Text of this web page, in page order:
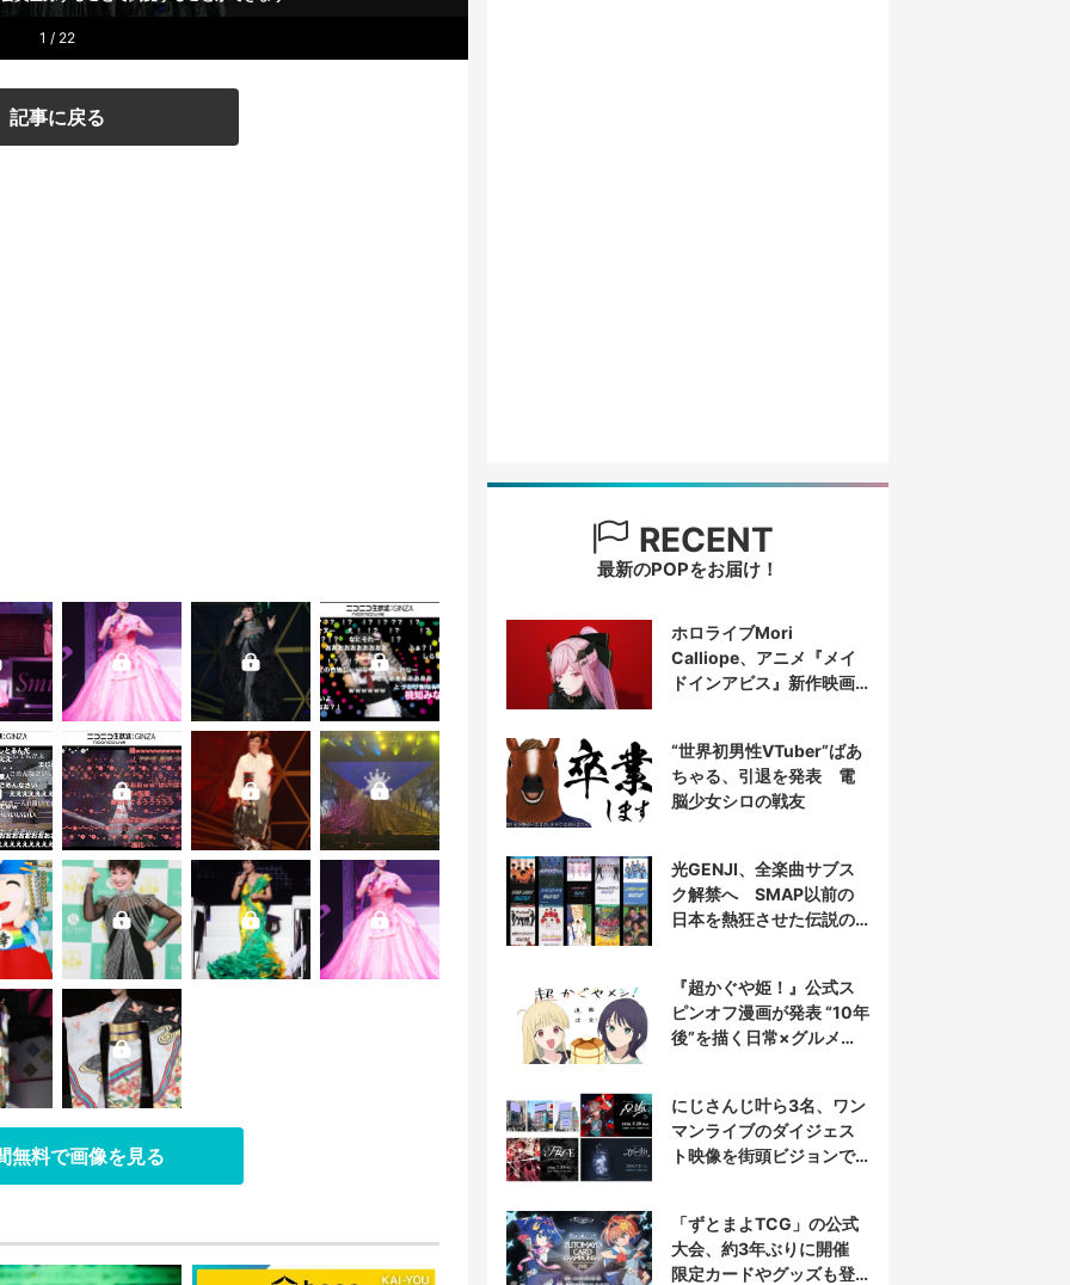
1 / 22
記事に戻る
無料で画像を見る
RECENT
最新のPOPをお届け！
ホロライブMori
Calliope、アニメ『メイ
ドインアビス』新作映画
“世界初男性VTuber”ばあ
ちゃる、引退を発表 電
脳少女シロの戦友
光GENJI、全楽曲サブス
ク解禁へ SMAP以前の
日本を熱狂させた伝説の
『超かぐや姫！』公式ス
ピンオフ漫画が発表 “10年
後”を描く日常×グルメ作
にじさんじ叶ら3名、ワン
マンライブのダイジェス
ト映像を街頭ビジョンで
「ずとまよTCG」の公式
大会、約3年ぶりに開催
限定カードやグッズも登